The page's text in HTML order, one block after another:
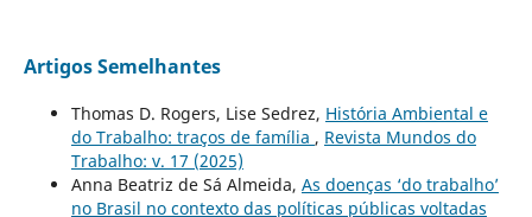
Artigos Semelhantes
Thomas D. Rogers, Lise Sedrez, História Ambiental e
do Trabalho: traços de família , Revista Mundos do
Trabalho: v. 17 (2025)
Anna Beatriz de Sá Almeida, As doenças ‘do trabalho’
no Brasil no contexto das políticas públicas voltadas